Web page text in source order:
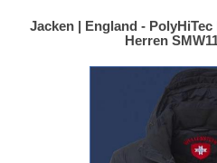
Jacken | England -
Herren